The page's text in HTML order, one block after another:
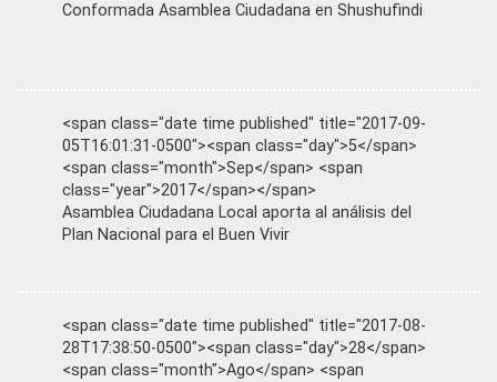
Conformada Asamblea Ciudadana en Shushufindi
<span class="date time published" title="2017-09-
05T16:01:31-0500"><span class="day">5</span>
<span class="month">Sep</span> <span
class="year">2017</span></span>
Asamblea Ciudadana Local aporta al análisis del
Plan Nacional para el Buen Vivir
<span class="date time published" title="2017-08-
28T17:38:50-0500"><span class="day">28</span>
<span class="month">Ago</span> <span